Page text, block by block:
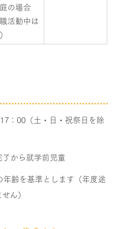
の場合
職活動中は
：00（土・日・祝祭日を除
から就学前児童
齢を基準とします（年度途
ん）